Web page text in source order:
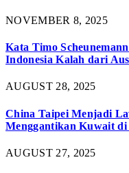
NOVEMBER 8, 2025
Kata Timo
Indonesia Kalah dari
AUGUST 28, 2025
China Taipei Menjadi
Menggantikan Kuwait
AUGUST 27, 2025